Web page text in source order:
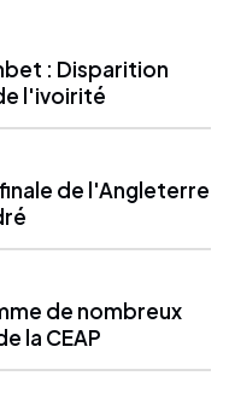
: Disparition
l'ivoirité
de l'Angleterre
de nombreux
la CEAP